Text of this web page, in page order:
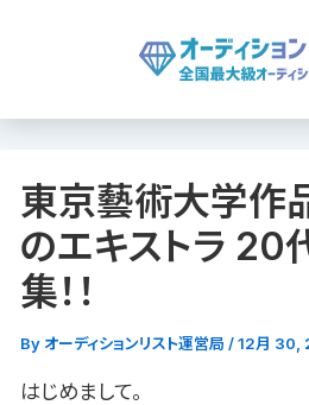
ス
東京藝術大学作
のエキストラ 20
集！！
By オーディションリスト運営局 /12月 30,
はじめまして。